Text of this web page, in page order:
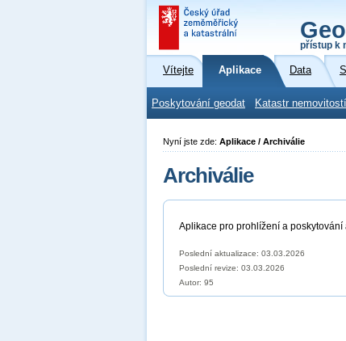
přístup k
Vítejte Aplikace Data
Poskytování geodat Katastr nemovitostí
Nyní jste zde: Aplikace / Archiválie
Archiválie
Aplikace pro prohlížení a
Poslední aktualizace: 03.03.2026
Poslední revize: 03.03.2026
Autor: 95